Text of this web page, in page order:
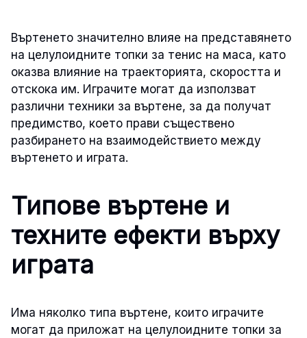
Въртенето значително влияе на представянето
на целулоидните топки за тенис на маса, като
оказва влияние на траекторията, скоростта и
отскока им. Играчите могат да използват
различни техники за въртене, за да получат
предимство, което прави съществено
разбирането на взаимодействието между
въртенето и играта.
Типове въртене и
техните ефекти върху
играта
Има няколко типа въртене, които играчите
могат да приложат на целулоидните топки за